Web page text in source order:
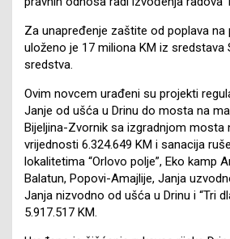
Za unapređenje zaštite od poplava na
uloženo je 17 miliona KM iz sredstava
sredstva.
Ovim novcem urađeni su projekti
Janje od ušća u Drinu do mosta na
Bijeljina-Zvornik sa izgradnjom mosta
vrijednosti 6.324.649 KM i sanacija
lokalitetima “Orlovo polje”, Eko kamp
Balatun, Popovi-Amajlije, Janja
Janja nizvodno od ušća u Drinu i “Tri
5.917.517 KM.